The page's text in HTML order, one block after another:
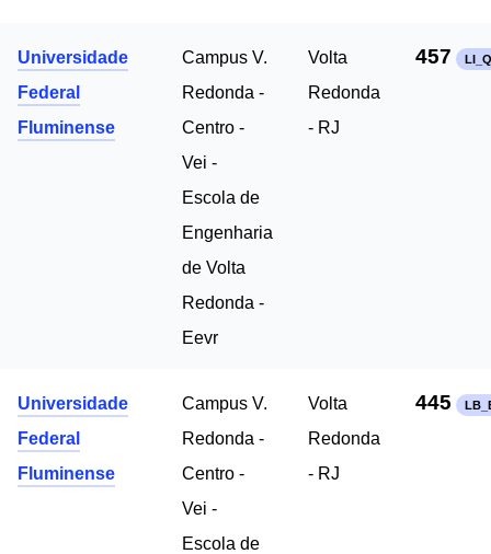
Universidade
Federal
Fluminense
Campus V.
Redonda -
Centro -
Vei -
Escola de
Engenharia
de Volta
Redonda -
Eevr
Volta
Redonda
- RJ
457 LI_Q
Universidade
Federal
Fluminense
Campus V.
Redonda -
Centro -
Vei -
Escola de
Volta
Redonda
- RJ
445